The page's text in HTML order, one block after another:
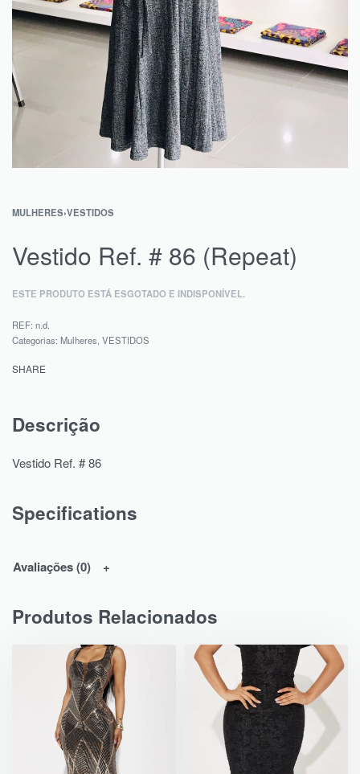
MULHERES›VESTIDOS
Vestido Ref. # 86 (Repeat)
ESTE PRODUTO ESTÁ ESGOTADO E INDISPONÍVEL.
REF: n.d.
Categorias: Mulheres VESTIDOS
SHARE
Descrição
Vestido Ref. # 86
Specifications
Avaliações (0)
Produtos Relacionados